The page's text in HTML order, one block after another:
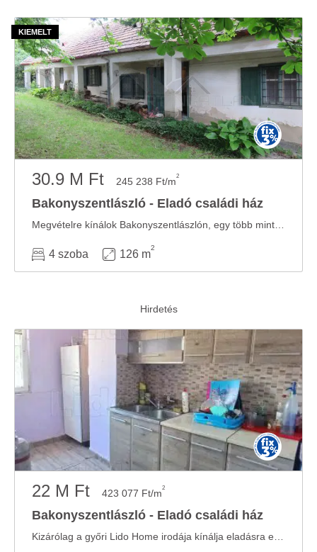
30.9 M Ft 245 238 Ft/m2
Bakonyszentlászló - Eladó családi ház
4 szoba 126 m
2
22 M Ft 423 077 Ft/m2
Bakonyszentlászló - Eladó családi ház